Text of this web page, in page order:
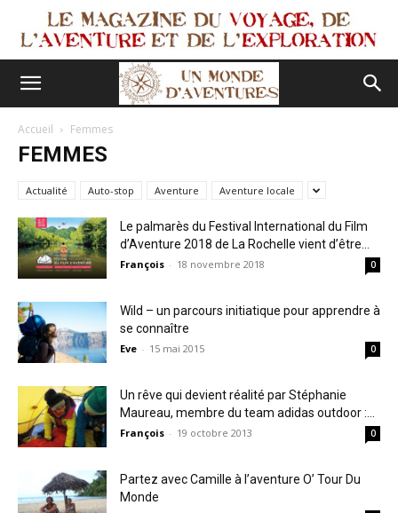
Accueil Femmes
FEMMES
Actualité Auto-stop Aventure Aventure locale
Le palmarès du Festival International du Film
d’Aventure 2018 de La Rochelle vient d’être...
François - 18 novembre 2018 0
Wild – un parcours initiatique pour apprendre à
se connaître
Eve - 15 mai 2015 0
Un rêve qui devient réalité par Stéphanie
Maureau, membre du team adidas outdoor :...
François - 19 octobre 2013 0
Partez avec Camille à l’aventure O’ Tour Du
Monde